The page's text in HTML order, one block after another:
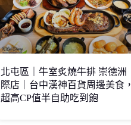
北屯區｜牛室炙燒牛排 崇德洲
際店｜台中漢神百貨周邊美食，
超高CP值半自助吃到飽